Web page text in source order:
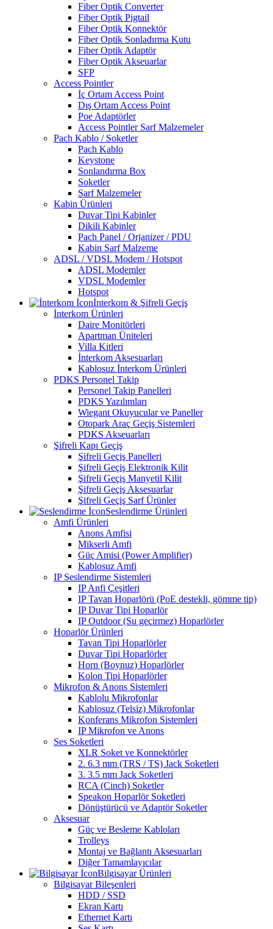
Fiber Optik Converter
Fiber Optik Pigtail
Fiber Optik Konnektör
Fiber Optik Sonladırma Kutu
Fiber Optik Adaptör
Fiber Optik Akseuarlar
SFP
Access Pointler
İç Ortam Access Point
Dış Ortam Access Point
Poe Adaptörler
Access Pointler Sarf Malzemeler
Pach Kablo / Soketler
Pach Kablo
Keystone
Sonlandırma Box
Soketler
Sarf Malzemeler
Kabin Ürünleri
Duvar Tipi Kabinler
Dikili Kabinler
Pach Panel / Orjanizer / PDU
Kabin Sarf Malzeme
ADSL / VDSL Modem / Hotspot
ADSL Modemler
VDSL Modemler
Hotspot
İnterkom & Şifreli Geçiş
İnterkom Ürünleri
Daire Monitörleri
Apartman Üniteleri
Villa Kitleri
İnterkom Aksesuarları
Kablosuz İnterkom Ürünleri
PDKS Personel Takip
Personel Takip Panelleri
PDKS Yazılımları
Wiegant Okuyucular ve Paneller
Otopark Araç Geçiş Sistemleri
PDKS Akseuarları
Şifreli Kapı Geçiş
Şifreli Geçiş Panelleri
Şifreli Geçiş Elektronik Kilit
Şifreli Geçiş Manyetil Kilit
Şifreli Geçiş Aksesuarlar
Şifreli Geçiş Sarf Ürünler
Seslendirme Ürünleri
Amfi Ürünleri
Anons Amfisi
Mikserli Amfi
Güç Amisi (Power Amplifier)
Kablosuz Amfi
IP Seslendirme Sistemleri
IP Anfi Çeşitleri
IP Tavan Hoparlörü (PoE destekli, gömme tip)
IP Duvar Tipi Hoparlör
IP Outdoor (Su geçirmez) Hoparlörler
Hoparlör Ürünleri
Tavan Tipi Hoparlörler
Duvar Tipi Hoparlörler
Horn (Boynuz) Hoparlörler
Kolon Tipi Hoparlörler
Mikrofon & Anons Sistemleri
Kablolu Mikrofonlar
Kablosuz (Telsiz) Mikrofonlar
Konferans Mikrofon Sistemleri
IP Mikrofon ve Anons
Ses Soketleri
XLR Soket ve Konnektörler
2. 6.3 mm (TRS / TS) Jack Soketleri
3. 3.5 mm Jack Soketleri
RCA (Cinch) Soketler
Speakon Hoparlör Soketleri
Dönüştürücü ve Adaptör Soketler
Aksesuar
Güç ve Besleme Kabloları
Trolleys
Montaj ve Bağlantı Aksesuarları
Diğer Tamamlayıcılar
Bilgisayar Ürünleri
Bilgisayar Bileşenleri
HDD / SSD
Ekran Kartı
Ethernet Kartı